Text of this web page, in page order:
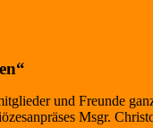
und Freunde
Msgr.